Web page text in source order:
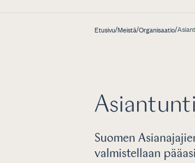
Etusivu/Meistä/Organisaatio/
Suomen
valmistellaan